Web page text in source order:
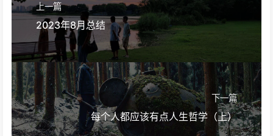
上一篇
2023年8月总结
下一篇
每个人都应该有点人生哲学（上）